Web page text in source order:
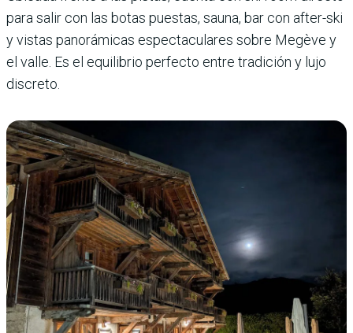
para salir con las botas puestas, sauna, bar con after-ski
y vistas panorámicas espectaculares sobre Megève y
el valle. Es el equilibrio perfecto entre tradición y lujo
discreto.